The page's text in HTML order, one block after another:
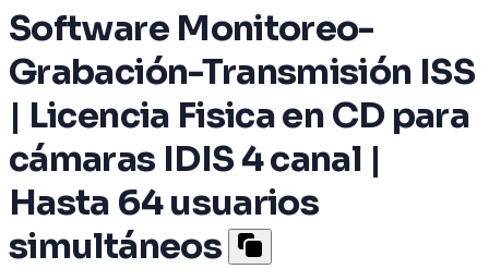
Software Monitoreo-
Grabación-Transmisión ISS
| Licencia Fisica en CD para
cámaras IDIS 4 canal |
Hasta 64 usuarios
simultáneos